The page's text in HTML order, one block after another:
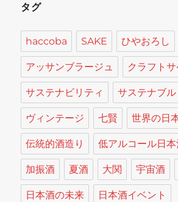
タグ
haccoba SAKE ひやおろし
アッサンブラージュ クラフトサ
サステナビリティ サステナブル
ヴィンテージ 七賢 世界の日
伝統的酒造り 低アルコール日
加振酒 夏酒 大関 宇宙酒
日本酒の未来 日本酒イベント